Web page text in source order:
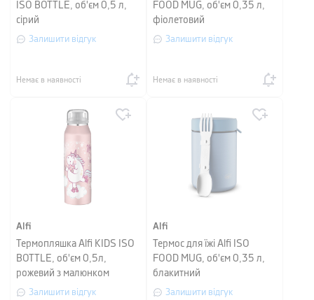
ISO BOTTLE, об'єм 0,5 л,
сірий
Залишити відгук
Немає в наявності
FOOD MUG, об'єм 0,35 л,
фіолетовий
Залишити відгук
Немає в наявності
Alfi
Термопляшка Alfi KIDS ISO
BOTTLE, об'єм 0,5л,
рожевий з малюнком
Залишити відгук
Alfi
Термос для їжі Alfi ISO
FOOD MUG, об'єм 0,35 л,
блакитний
Залишити відгук